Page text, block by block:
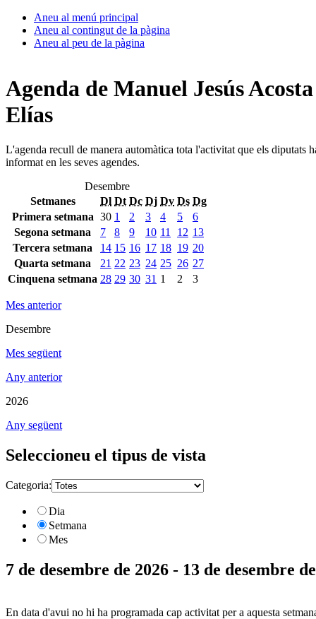
Aneu al menú principal
Aneu al contingut de la pàgina
Aneu al peu de la pàgina
Agenda de Manuel Jesús Acosta
Elías
L'agenda recull de manera automàtica tota l'activitat que els diputats
informat en les seves agendes.
Desembre
Setmanes
Dl Dt Dc Dj Dv Ds Dg
Primera setmana 30 1 2 3 4 5
6
Segona setmana
7 8 9 10 11 12 13
Tercera setmana
14 15 16 17 18 19 20
Quarta setmana
21 22 23 24 25 26 27
Cinquena setmana 28 29 30 31 1 2 3
Mes anterior
Desembre
Mes següent
Any anterior
2026
Any següent
Seleccioneu el tipus de vista
Categoria:
Dia
Setmana
Mes
7 de desembre de 2026 - 13 de desembre
En data d'avui no hi ha programada cap activitat per a aquesta